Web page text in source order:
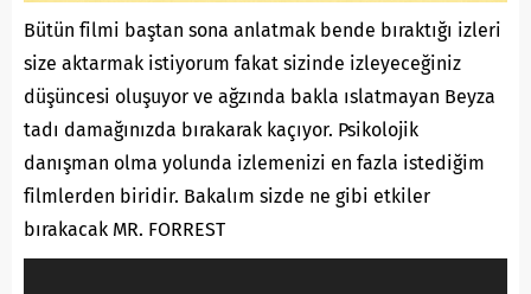
Bütün filmi baştan sona anlatmak bende bıraktığı izleri
size aktarmak istiyorum fakat sizinde izleyeceğiniz
düşüncesi oluşuyor ve ağzında bakla ıslatmayan Beyza
tadı damağınızda bırakarak kaçıyor. Psikolojik
danışman olma yolunda izlemenizi en fazla istediğim
filmlerden biridir. Bakalım sizde ne gibi etkiler
bırakacak MR. FORREST